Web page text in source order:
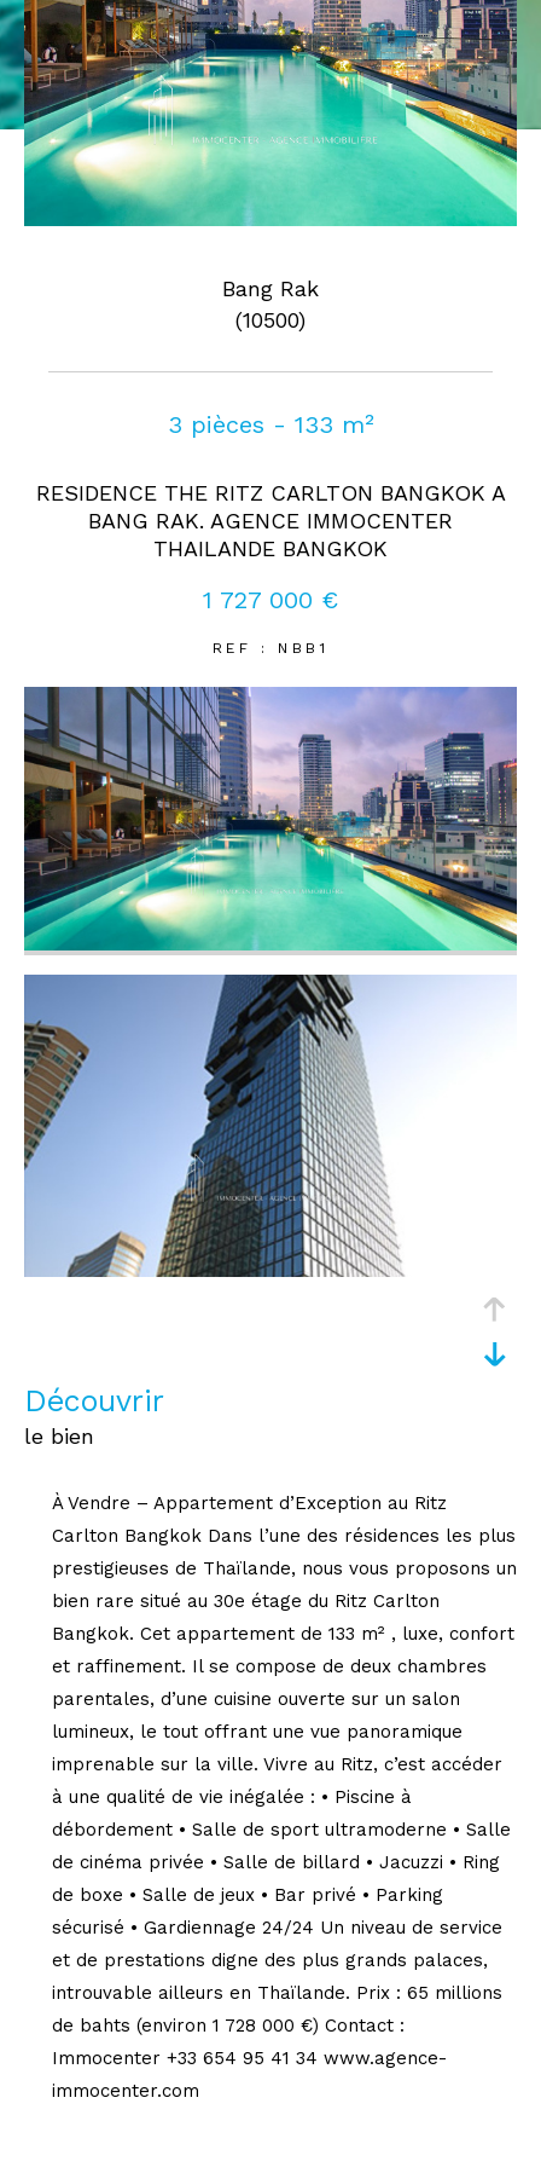
Bang Rak
(10500)
3 pièces - 133 m²
RESIDENCE THE RITZ CARLTON BANGKOK A
BANG RAK. AGENCE IMMOCENTER
THAILANDE BANGKOK
1 727 000 €
REF : NBB1
découvrir
le bien
À Vendre – Appartement d’Exception au Ritz
Carlton Bangkok Dans l’une des résidences les plus
prestigieuses de Thaïlande, nous vous proposons un
bien rare situé au 30e étage du Ritz Carlton
Bangkok. Cet appartement de 133 m² , luxe, confort
et raffinement. Il se compose de deux chambres
parentales, d’une cuisine ouverte sur un salon
lumineux, le tout offrant une vue panoramique
imprenable sur la ville. Vivre au Ritz, c’est accéder
à une qualité de vie inégalée : • Piscine à
débordement • Salle de sport ultramoderne • Salle
de cinéma privée • Salle de billard • Jacuzzi • Ring
de boxe • Salle de jeux • Bar privé • Parking
sécurisé • Gardiennage 24/24 Un niveau de service
et de prestations digne des plus grands palaces,
introuvable ailleurs en Thaïlande. Prix : 65 millions
de bahts (environ 1 728 000 €) Contact :
Immocenter +33 654 95 41 34 www.agence-
immocenter.com
Pièces
0 1 2 4 5
Où
AFFINER LES CRITÈRES
FILTRER PAR
RECHERCHER